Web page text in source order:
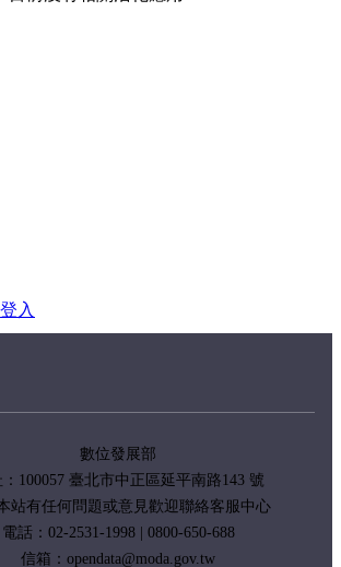
登入
數位發展部
100057 臺北市中正區延平南路143 號
站有任何問題或意見歡迎聯絡客服中心
電話：02-2531-1998 | 0800-650-688
信箱： opendata@moda.gov.tw